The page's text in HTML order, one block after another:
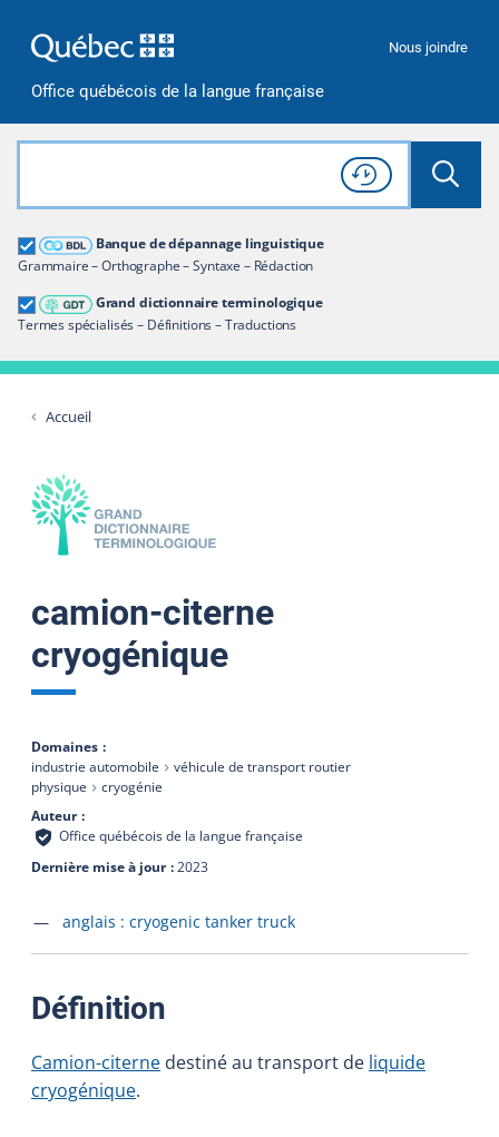
Office québécois de la langue française
Nous joindre
Rechercher dans tout le site
Lancer
Consulter l'
Historique
de recherche
Banque de dépannage linguistique
Grammaire – Orthographe – Syntaxe – Rédaction
Grand dictionnaire terminologique
Termes spécialisés – Définitions – Traductions
Grand dictionnaire terminologique
Restreindre aux termes
Accueil
camion-citerne
cryogénique
Domaines
industrie automobile
véhicule de transport routier
physique
cryogénie
Auteur
Office québécois de la langue française
Dernière mise à jour 2023
Accéder à la fiche en
anglais : cryogenic tanker truck
Définition
Camion-citerne destiné au transport de liquide
cryogénique.